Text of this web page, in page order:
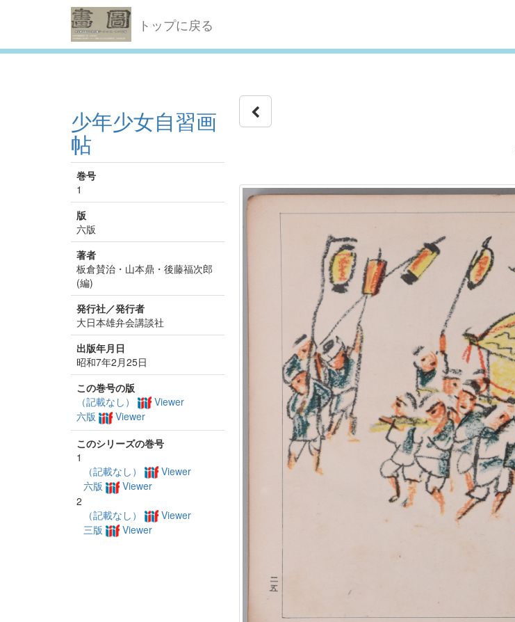
トップに戻る
少年少女自習画
帖
巻号
1
版
六版
著者
板倉賛治・山本鼎・後藤福次郎
(編)
発行社／発行者
大日本雄弁会講談社
出版年月日
昭和7年2月25日
この巻号の版
（記載なし）
Viewer
六版
Viewer
このシリーズの巻号
1
（記載なし）
Viewer
六版
Viewer
2
（記載なし）
Viewer
三版
Viewer